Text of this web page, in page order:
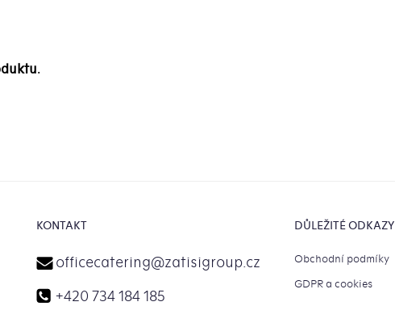
.
KONTAKT
officecatering@zatisigroup.cz
+420 734 184 185
DŮLEŽITÉ ODKAZY
Obchodní podmíky
GDPR a cookies